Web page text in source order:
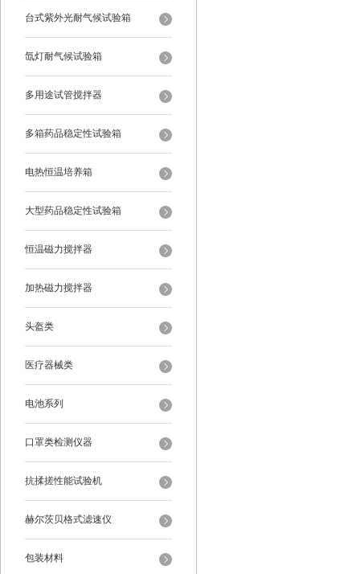
台式紫外光耐气候试验箱
氙灯耐气候试验箱
多用途试管搅拌器
多箱药品稳定性试验箱
电热恒温培养箱
大型药品稳定性试验箱
恒温磁力搅拌器
加热磁力搅拌器
头盔类
医疗器械类
电池系列
口罩类检测仪器
抗揉搓性能试验机
赫尔茨贝格式滤速仪
包装材料